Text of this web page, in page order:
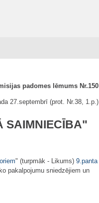
padomes lēmums Nr.150
27.septembrī (prot. Nr.38, 1.p.)
SAIMNIECĪBA"
" (turpmāk - Likums) 9.panta
pakalpojumu sniedzējiem un